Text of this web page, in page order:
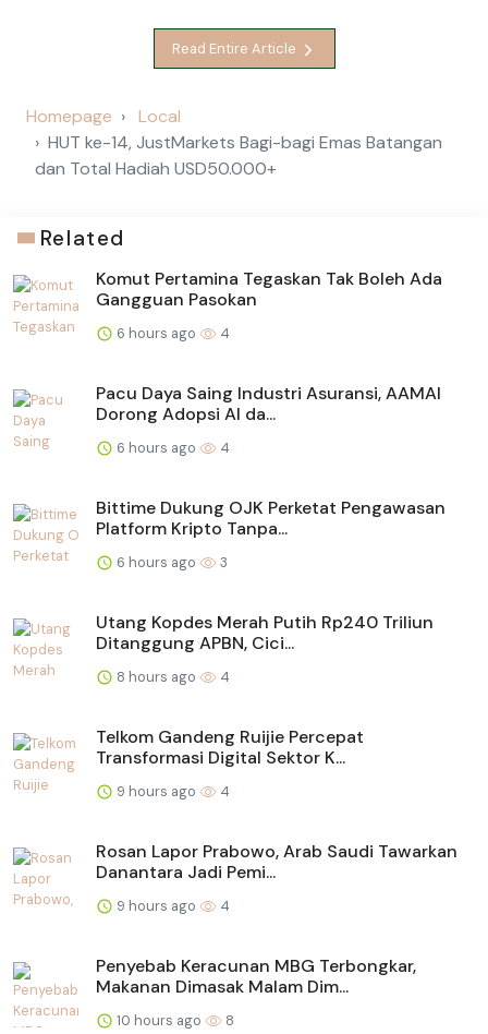
Read Entire Article
Homepage
Local
HUT ke-14, JustMarkets Bagi-bagi Emas Batangan
dan Total Hadiah USD50.000+
Related
Komut Pertamina Tegaskan Tak Boleh Ada
Gangguan Pasokan
6 hours ago 4
Pacu Daya Saing Industri Asuransi, AAMAI
Dorong Adopsi AI da...
6 hours ago 4
Bittime Dukung OJK Perketat Pengawasan
Platform Kripto Tanpa...
6 hours ago 3
Utang Kopdes Merah Putih Rp240 Triliun
Ditanggung APBN, Cici...
8 hours ago 4
Telkom Gandeng Ruijie Percepat
Transformasi Digital Sektor K...
9 hours ago 4
Rosan Lapor Prabowo, Arab Saudi Tawarkan
Danantara Jadi Pemi...
9 hours ago 4
Penyebab Keracunan MBG Terbongkar,
Makanan Dimasak Malam Dim...
10 hours ago 8